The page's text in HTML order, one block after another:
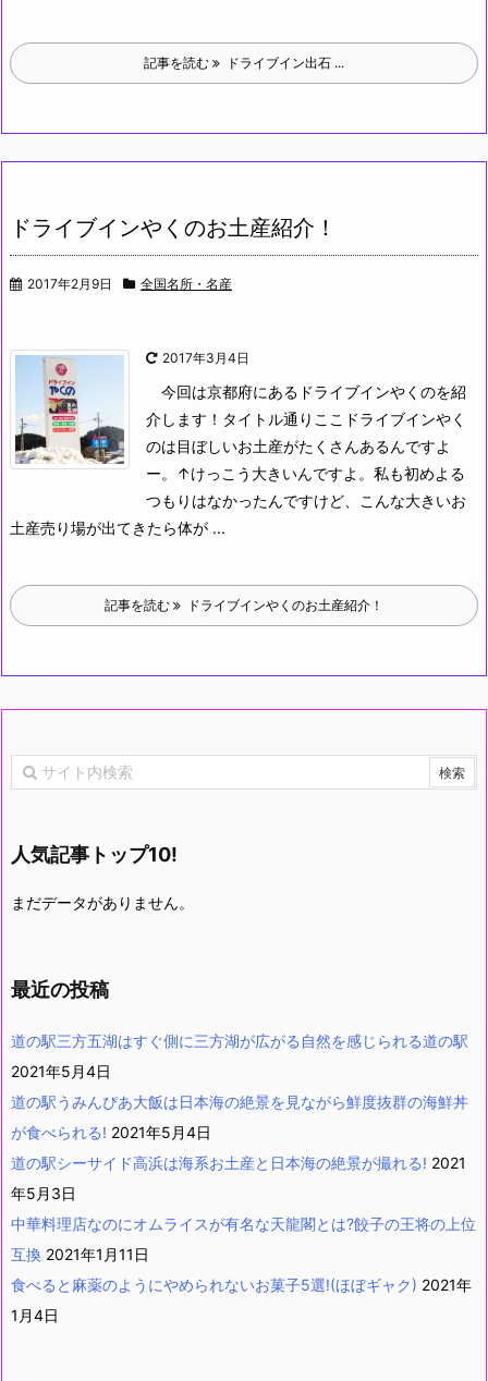
記事を読む ドライブイン出石 ...
ドライブインやくのお土産紹介！
2017年2月9日 全国名所・名産
2017年3月4日
今回は京都府にあるドライブインやくのを紹
介します！タイトル通りここドライブインやく
のは目ぼしいお土産がたくさんあるんですよ
ー。
↑けっこう大きいんですよ。私も初めよる
つもりはなかったんですけど、こんな大きいお
土産売り場が出てきたら体が ...
記事を読む ドライブインやくのお土産紹介！
人気記事トップ10!
まだデータがありません。
最近の投稿
道の駅三方五湖はすぐ側に三方湖が広がる自然を感じられる道の駅
2021年5月4日
道の駅うみんぴあ大飯は日本海の絶景を見ながら鮮度抜群の海鮮丼
が食べられる! 2021年5月4日
道の駅シーサイド高浜は海系お土産と日本海の絶景が撮れる! 2021
年5月3日
中華料理店なのにオムライスが有名な天龍閣とは?餃子の王将の上位
互換 2021年1月11日
食べると麻薬のようにやめられないお菓子5選!(ほぼギャク) 2021年
1月4日